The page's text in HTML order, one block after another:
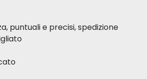
puntuali e precisi, spedizione